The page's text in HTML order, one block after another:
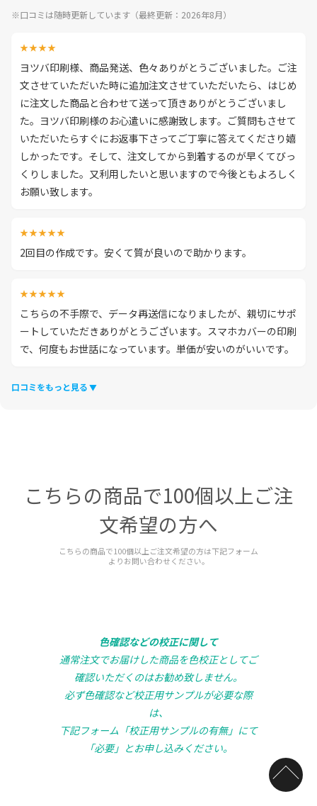
※口コミは随時更新しています（最終更新：2026年8月）
★★★★
ヨツバ印刷様、商品発送、色々ありがとうございました。ご注
文させていただいた時に追加注文させていただいたら、はじめ
に注文した商品と合わせて送って頂きありがとうございまし
た。ヨツバ印刷様のお心遣いに感謝致します。ご質問もさせて
いただいたらすぐにお返事下さってご丁寧に答えてくださり嬉
しかったです。そして、注文してから到着するのが早くてびっ
くりしました。又利用したいと思いますので今後ともよろしく
お願い致します。
★★★★★
2回目の作成です。安くて質が良いので助かります。
★★★★★
こちらの不手際で、データ再送信になりましたが、親切にサポ
ートしていただきありがとうございます。スマホカバーの印刷
で、何度もお世話になっています。単価が安いのがいいです。
口コミをもっと見る
こちらの商品で100個以上ご注
文希望の方へ
こちらの商品で100個以上ご注文希望の方は下記フォーム
よりお問い合わせください。
色確認などの校正に関して
通常注文でお届けした商品を色校正としてご
確認いただくのはお勧め致しません。
必ず色確認など校正用サンプルが必要な際
は、
下記フォーム「校正用サンプルの有無」にて
「必要」とお申し込みください。